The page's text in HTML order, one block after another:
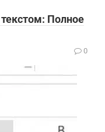
Полное
0